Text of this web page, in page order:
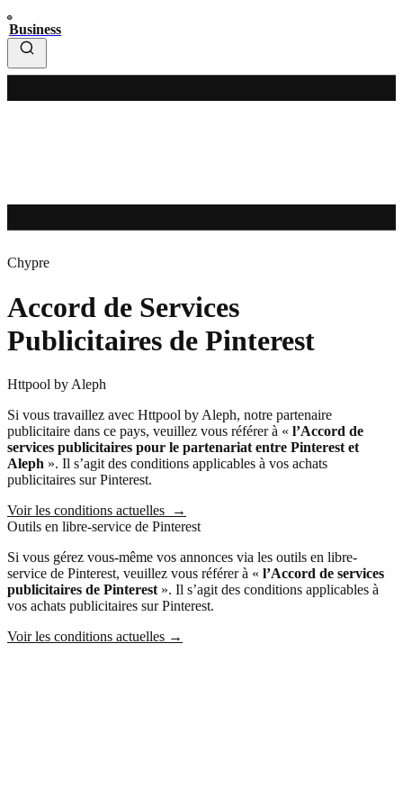
Business
Chypre
Accord de Services
Publicitaires de Pinterest
Httpool by Aleph
Si vous travaillez avec Httpool by Aleph, notre partenaire
publicitaire dans ce pays, veuillez vous référer à « l’Accord de
services publicitaires pour le partenariat entre Pinterest et
Aleph ». Il s’agit des conditions applicables à vos achats
publicitaires sur Pinterest.
Voir les conditions actuelles
→
Outils en libre-service de Pinterest
Si vous gérez vous-même vos annonces via les outils en libre-
service de Pinterest, veuillez vous référer à « l’Accord de services
publicitaires de Pinterest ». Il s’agit des conditions applicables à
vos achats publicitaires sur Pinterest.
Voir les conditions actuelles →